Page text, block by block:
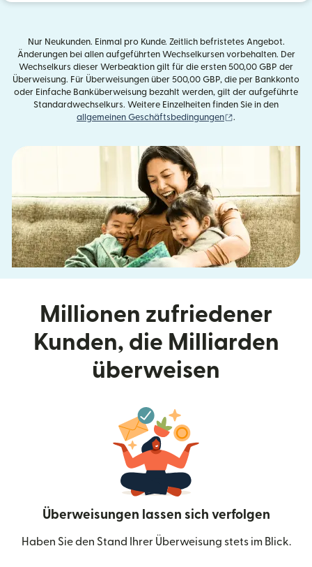
Nur Neukunden. Einmal pro Kunde. Zeitlich befristetes Angebot.
Änderungen bei allen aufgeführten Wechselkursen vorbehalten. Der
Wechselkurs dieser Werbeaktion gilt für die ersten 500,00 GBP der
Überweisung. Für Überweisungen über 500,00 GBP, die per Bankkonto
oder Einfache Banküberweisung bezahlt werden, gilt der aufgeführte
Standardwechselkurs. Weitere Einzelheiten finden Sie in den
allgemeinen Geschäftsbedingungen
.
Millionen zufriedener
Kunden, die Milliarden
überweisen
Überweisungen lassen sich verfolgen
Haben Sie den Stand Ihrer Überweisung stets im Blick.